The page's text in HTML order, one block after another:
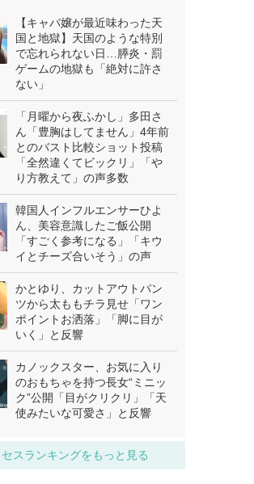
【キャバ嬢が最近味わった天
国と地獄】天国のような特別
で忘れられない日…膵炎・罰
ゲームの地獄も「絶対に許さ
ない」
「月曜から夜ふかし」多田さ
ん「豊胸はしてません」4年前
とのバスト比較ショット投稿
「全然違くてビックリ」「や
り方教えて」の声多数
韓国人インフルエンサーひよ
ん、美容意識したご飯公開
「すごく参考になる」「キウ
イとチーズ合いそう」の声
かとゆり、カットアウトパン
ツから太ももチラ見せ「ワン
ポイントお洒落」「脚に目が
いく」と反響
カノックスター、お気に入り
のおもちゃを持つ長女“ミニッ
ク”公開「目がクリクリ」「天
使みたいな可愛さ」と反響
スランキングをもっと見る